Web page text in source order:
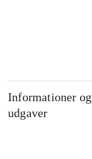
Informationer og
udgaver